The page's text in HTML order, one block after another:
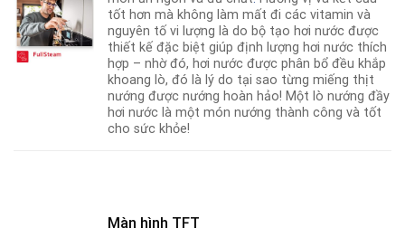
tốt hơn mà không làm mất đi các vitamin và
nguyên tố vi lượng là do bộ tạo hơi nước được
thiết kế đặc biệt giúp định lượng hơi nước thích
hợp – nhờ đó, hơi nước được phân bổ đều khắp
khoang lò, đó là lý do tại sao từng miếng thịt
nướng được nướng hoàn hảo! Một lò nướng đầy
hơi nước là một món nướng thành công và tốt
cho sức khỏe!
Màn hình TFT